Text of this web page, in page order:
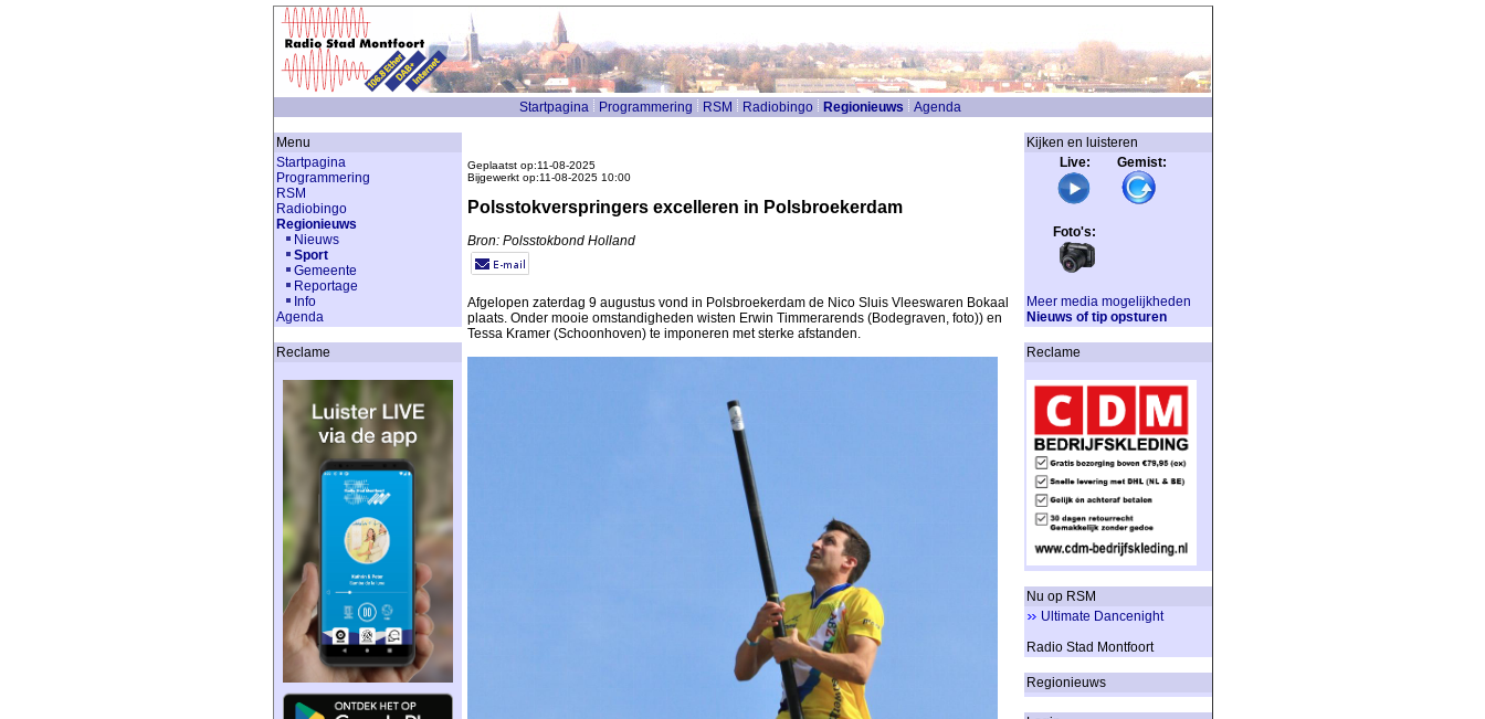
Startpagina Programmering RSM Radiobingo Regionieuws Agenda
Menu
Startpagina
Programmering
RSM
Radiobingo
Regionieuws
Nieuws
Sport
Gemeente
Reportage
Info
Agenda
Reclame
Geplaatst op:11-08-2025
Bijgewerkt op:11-08-2025 10:00
Polsstokverspringers excelleren in Polsbroekerdam
Bron: Polsstokbond Holland
Afgelopen zaterdag 9 augustus vond in Polsbroekerdam de Nico Sluis Vleeswaren Bokaal
plaats. Onder mooie omstandigheden wisten Erwin Timmerarends (Bodegraven, foto)) en
Tessa Kramer (Schoonhoven) te imponeren met sterke afstanden.
Kijken en luisteren
Live: Gemist:
Foto's:
Meer media mogelijkheden
Nieuws of tip opsturen
Reclame
Nu op RSM
Ultimate Dancenight
Radio Stad Montfoort
Regionieuws